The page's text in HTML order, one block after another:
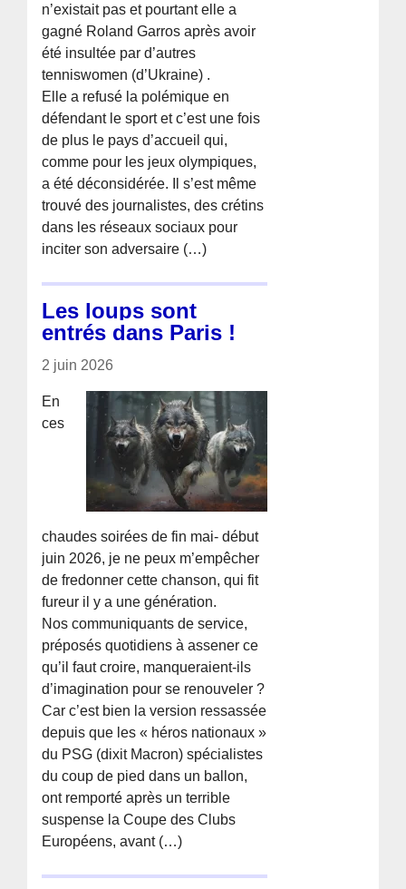
n’existait pas et pourtant elle a
gagné Roland Garros après avoir
été insultée par d’autres
tenniswomen (d’Ukraine) .
Elle a refusé la polémique en
défendant le sport et c’est une fois
de plus le pays d’accueil qui,
comme pour les jeux olympiques,
a été déconsidérée. Il s’est même
trouvé des journalistes, des crétins
dans les réseaux sociaux pour
inciter son adversaire (…)
Les loups sont
entrés dans Paris !
2 juin 2026
En
ces
chaudes soirées de fin mai- début
juin 2026, je ne peux m’empêcher
de fredonner cette chanson, qui fit
fureur il y a une génération.
Nos communiquants de service,
préposés quotidiens à assener ce
qu’il faut croire, manqueraient-ils
d’imagination pour se renouveler ?
Car c’est bien la version ressassée
depuis que les « héros nationaux »
du PSG (dixit Macron) spécialistes
du coup de pied dans un ballon,
ont remporté après un terrible
suspense la Coupe des Clubs
Européens, avant (…)